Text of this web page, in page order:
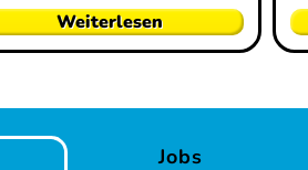
Weiterlesen
Jobs